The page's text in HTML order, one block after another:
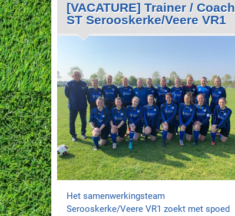
[VACATURE] Trainer / Coach
ST Serooskerke/Veere VR1
Het samenwerkingsteam
Serooskerke/Veere VR1 zoekt met spoed